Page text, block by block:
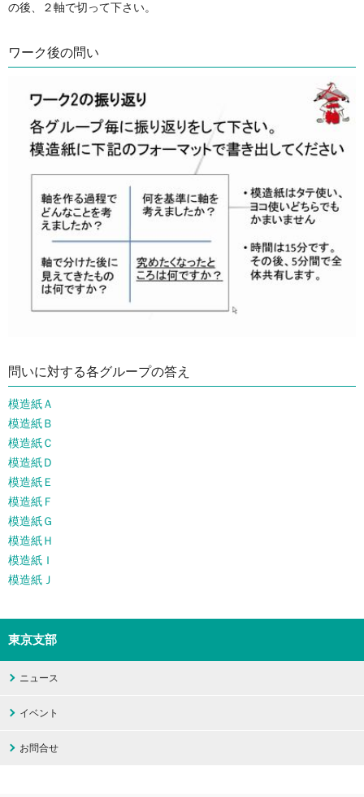
の後、２軸で切って下さい。
ワーク後の問い
問いに対する各グループの答え
模造紙Ａ
模造紙Ｂ
模造紙Ｃ
模造紙Ｄ
模造紙Ｅ
模造紙Ｆ
模造紙Ｇ
模造紙Ｈ
模造紙Ｉ
模造紙Ｊ
東京支部
ニュース
イベント
お問合せ